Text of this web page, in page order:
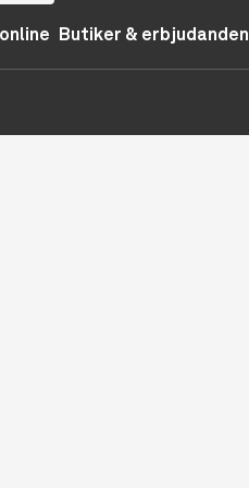
Butiker & erbjudanden